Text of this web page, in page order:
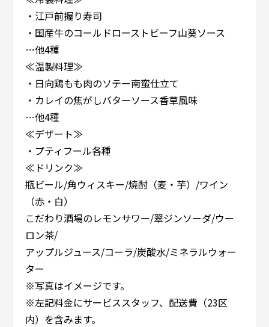
・江戸前握り寿司
・国産牛のコールドローストビーフ山葵ソース
…他4種
≪温製料理≫
・日向鶏もも肉のソテー南蛮仕立て
・カレイの焦がしバターソース香草風味
…他4種
≪デザート≫
・プティフール各種
≪ドリンク≫
瓶ビール/角ウィスキー/焼酎（麦・芋）/ワイン
（赤・白）
こだわり酒場のレモンサワー/翠ジンソーダ/ウー
ロン茶/
アップルジュース/コーラ/炭酸水/ミネラルウォー
ター
※写真はイメージです。
※左記料金にサービススタッフ、配送費（23区
内）を含みます。